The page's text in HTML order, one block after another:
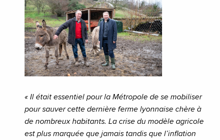
« Il était essentiel pour la Métropole de se mobiliser
pour sauver cette dernière ferme lyonnaise chère à
de nombreux habitants. La crise du modèle agricole
est plus marquée que jamais tandis que l’inflation